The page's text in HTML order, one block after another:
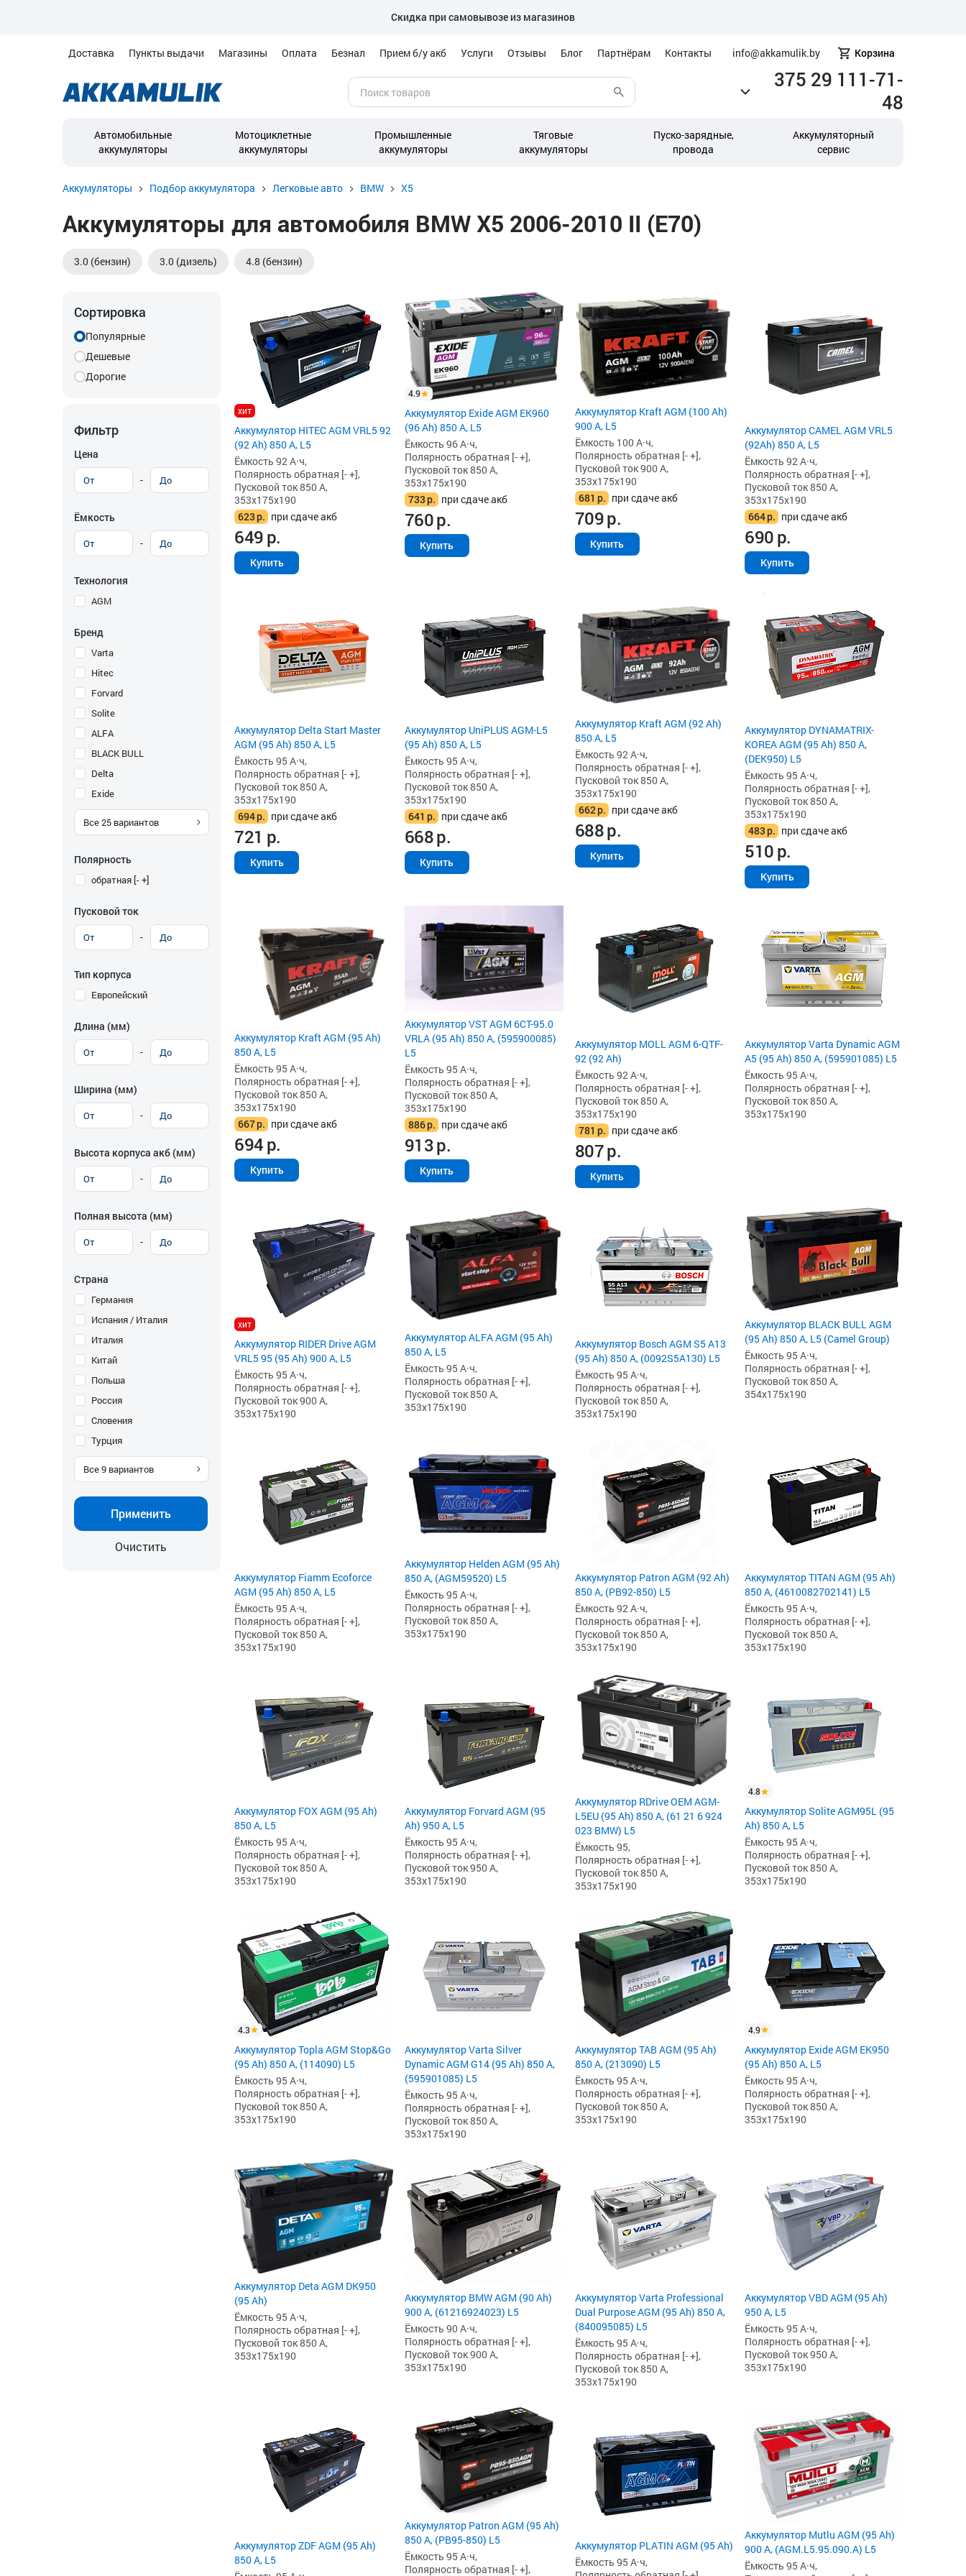
Скидка при самовывозе из магазинов
Доставка Пункты выдачи Магазины Оплата Безнал Прием б/у акб Услуги Отзывы Блог Партнёрам Контакты info@akkamulik.by Корзина
375 29 111-71-
48
Автомобильные
аккумуляторы
Мотоциклетные
аккумуляторы
Промышленные
аккумуляторы
Тяговые
аккумуляторы
Пуско-зарядные,
провода
Аккумуляторный
сервис
Аккумуляторы Подбор аккумулятора Легковые авто BMW X5
Аккумуляторы для автомобиля BMW X5 2006-2010 II (E70)
3.0 (бензин) 3.0 (дизель) 4.8 (бензин)
Сортировка
Популярные
Дешевые
Дорогие
Фильтр
Цена
-
Ёмкость
-
Технология
AGM
Бренд
Varta
Hitec
Forvard
Solite
ALFA
BLACK BULL
Delta
Exide
Все25 вариантов
Полярность
обратная [- +]
Пусковой ток
-
Тип корпуса
Европейский
Длина (мм)
-
Ширина (мм)
-
Высота корпуса акб (мм)
-
Полная высота (мм)
-
Страна
Германия
Испания / Италия
Италия
Китай
Польша
Россия
Словения
Турция
Все9 вариантов
Применить
Очистить
хит
Аккумулятор HITEC AGM VRL5 92
(92 Ah) 850 А, L5
Ёмкость 92 А·ч,
Полярность обратная [- +],
Пусковой ток 850 А,
353x175x190
623р. при сдаче акб
649р.
Купить
4.9
Аккумулятор Exide AGM EK960
(96 Ah) 850 А, L5
Ёмкость 96 А·ч,
Полярность обратная [- +],
Пусковой ток 850 А,
353x175x190
733р. при сдаче акб
760р.
Купить
Аккумулятор Kraft AGM (100 Ah)
900 А, L5
Ёмкость 100 А·ч,
Полярность обратная [- +],
Пусковой ток 900 А,
353x175x190
681 р. при сдаче акб
709р.
Купить
Аккумулятор CAMEL AGM VRL5
(92Ah) 850 А, L5
Ёмкость 92 А·ч,
Полярность обратная [- +],
Пусковой ток 850 А,
353x175x190
664р. при сдаче акб
690р.
Купить
Аккумулятор Delta Start Master
AGM (95 Ah) 850 А, L5
Ёмкость 95 А·ч,
Полярность обратная [- +],
Пусковой ток 850 А,
353x175x190
694р. при сдаче акб
721 р.
Купить
Аккумулятор UniPLUS AGM-L5
(95 Ah) 850 А, L5
Ёмкость 95 А·ч,
Полярность обратная [- +],
Пусковой ток 850 А,
353x175x190
641 р. при сдаче акб
668р.
Купить
Аккумулятор Kraft AGM (92 Ah)
850 А, L5
Ёмкость 92 А·ч,
Полярность обратная [- +],
Пусковой ток 850 А,
353x175x190
662р. при сдаче акб
688р.
Купить
Аккумулятор DYNAMATRIX-
KOREA AGM (95 Ah) 850 А,
(DEK950) L5
Ёмкость 95 А·ч,
Полярность обратная [- +],
Пусковой ток 850 А,
353x175x190
483р. при сдаче акб
510р.
Купить
Аккумулятор Kraft AGM (95 Ah)
850 А, L5
Ёмкость 95 А·ч,
Полярность обратная [- +],
Пусковой ток 850 А,
353x175x190
667р. при сдаче акб
694р.
Купить
Аккумулятор VST AGM 6СТ-95.0
VRLA (95 Ah) 850 А, (595900085)
L5
Ёмкость 95 А·ч,
Полярность обратная [- +],
Пусковой ток 850 А,
353x175x190
886р. при сдаче акб
913р.
Купить
Аккумулятор MOLL AGM 6-QTF-
92 (92 Ah)
Ёмкость 92 А·ч,
Полярность обратная [- +],
Пусковой ток 850 А,
353x175x190
781 р. при сдаче акб
807р.
Купить
Аккумулятор Varta Dynamic AGM
A5 (95 Ah) 850 А, (595901085) L5
Ёмкость 95 А·ч,
Полярность обратная [- +],
Пусковой ток 850 А,
353x175x190
хит
Аккумулятор RIDER Drive AGM
VRL5 95 (95 Ah) 900 А, L5
Ёмкость 95 А·ч,
Полярность обратная [- +],
Пусковой ток 900 А,
353x175x190
Аккумулятор ALFA AGM (95 Ah)
850 А, L5
Ёмкость 95 А·ч,
Полярность обратная [- +],
Пусковой ток 850 А,
353x175x190
Аккумулятор Bosch AGM S5 А13
(95 Ah) 850 А, (0092S5A130) L5
Ёмкость 95 А·ч,
Полярность обратная [- +],
Пусковой ток 850 А,
353x175x190
Аккумулятор BLACK BULL AGM
(95 Ah) 850 А, L5 (Camel Group)
Ёмкость 95 А·ч,
Полярность обратная [- +],
Пусковой ток 850 А,
354x175x190
Аккумулятор Fiamm Ecoforce
AGM (95 Ah) 850 A, L5
Ёмкость 95 А·ч,
Полярность обратная [- +],
Пусковой ток 850 А,
353x175x190
Аккумулятор Helden AGM (95 Ah)
850 А, (AGM59520) L5
Ёмкость 95 А·ч,
Полярность обратная [- +],
Пусковой ток 850 А,
353x175x190
Аккумулятор Patron AGM (92 Ah)
850 А, (PB92-850) L5
Ёмкость 92 А·ч,
Полярность обратная [- +],
Пусковой ток 850 А,
353x175x190
Аккумулятор TITAN AGM (95 Ah)
850 А, (4610082702141) L5
Ёмкость 95 А·ч,
Полярность обратная [- +],
Пусковой ток 850 А,
353x175x190
Аккумулятор FOX AGM (95 Ah)
850 А, L5
Ёмкость 95 А·ч,
Полярность обратная [- +],
Пусковой ток 850 А,
353x175x190
Аккумулятор Forvard AGM (95
Ah) 950 А, L5
Ёмкость 95 А·ч,
Полярность обратная [- +],
Пусковой ток 950 А,
353x175x190
Аккумулятор RDrive OEM AGM-
L5EU (95 Ah) 850 А, (61 21 6 924
023 BMW) L5
Ёмкость 95,
Полярность обратная [- +],
Пусковой ток 850 А,
353x175x190
4.8
Аккумулятор Solite AGM95L (95
Ah) 850 А, L5
Ёмкость 95 А·ч,
Полярность обратная [- +],
Пусковой ток 850 А,
353x175x190
4.3
Аккумулятор Topla AGM Stop&Go
(95 Ah) 850 А, (114090) L5
Ёмкость 95 А·ч,
Полярность обратная [- +],
Пусковой ток 850 А,
353x175x190
Аккумулятор Varta Silver
Dynamic AGM G14 (95 Ah) 850 А,
(595901085) L5
Ёмкость 95 А·ч,
Полярность обратная [- +],
Пусковой ток 850 А,
353x175x190
Аккумулятор TAB AGM (95 Ah)
850 А, (213090) L5
Ёмкость 95 А·ч,
Полярность обратная [- +],
Пусковой ток 850 А,
353x175x190
4.9
Аккумулятор Exide AGM EK950
(95 Ah) 850 А, L5
Ёмкость 95 А·ч,
Полярность обратная [- +],
Пусковой ток 850 А,
353x175x190
Аккумулятор Deta AGM DK950
(95 Ah)
Ёмкость 95 А·ч,
Полярность обратная [- +],
Пусковой ток 850 А,
353x175x190
Аккумулятор BMW AGM (90 Ah)
900 А, (61216924023) L5
Ёмкость 90 А·ч,
Полярность обратная [- +],
Пусковой ток 900 А,
353x175x190
Аккумулятор Varta Professional
Dual Purpose AGM (95 Ah) 850 А,
(840095085) L5
Ёмкость 95 А·ч,
Полярность обратная [- +],
Пусковой ток 850 А,
353x175x190
Аккумулятор VBD AGM (95 Ah)
950 А, L5
Ёмкость 95 А·ч,
Полярность обратная [- +],
Пусковой ток 950 А,
353x175x190
Аккумулятор ZDF AGM (95 Ah)
850 А, L5
Аккумулятор Patron AGM (95 Ah)
850 А, (PB95-850) L5
Ёмкость 95 А·ч,
Полярность обратная [- +],
Аккумулятор PLATIN AGM (95 Ah)
Ёмкость 95 А·ч,
Аккумулятор Mutlu AGM (95 Ah)
900 А, (AGM.L5.95.090.A) L5
Ёмкость 95 А·ч,